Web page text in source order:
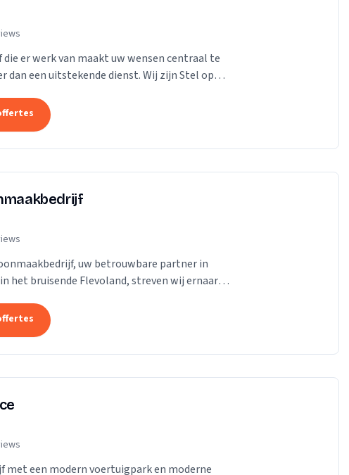
er werk van maakt uw wensen centraal te
dan een uitstekende dienst. Wij zijn Stel op
uw betrouwbare partner in
het bruisende Flevoland, streven wij ernaar
met een modern voertuigpark en moderne